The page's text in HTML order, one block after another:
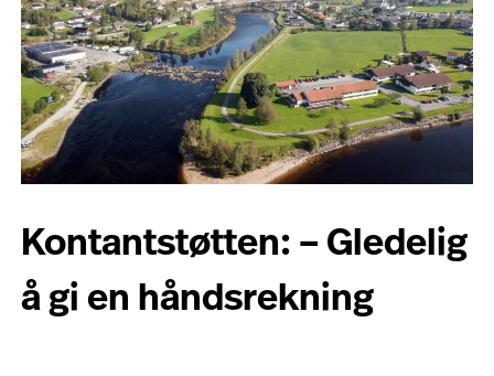
Kontantstøtten: – Gledelig
å gi en håndsrekning